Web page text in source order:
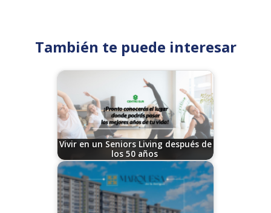
También te puede interesar
Vivir en un Seniors Living después de
los 50 años
03/18/2026